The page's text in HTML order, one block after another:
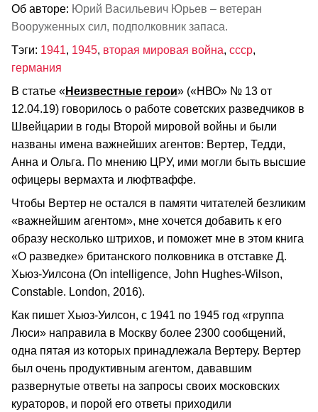
Об авторе: Юрий Васильевич Юрьев – ветеран
Вооруженных сил, подполковник запаса.
Тэги: 1941, 1945, вторая мировая война, ссср,
германия
В статье «Неизвестные герои» («НВО» № 13 от
12.04.19) говорилось о работе советских разведчиков в
Швейцарии в годы Второй мировой войны и были
названы имена важнейших агентов: Вертер, Тедди,
Анна и Ольга. По мнению ЦРУ, ими могли быть высшие
офицеры вермахта и люфтваффе.
Чтобы Вертер не остался в памяти читателей безликим
«важнейшим агентом», мне хочется добавить к его
образу несколько штрихов, и поможет мне в этом книга
«О разведке» британского полковника в отставке Д.
Хьюз-Уилсона (On intelligence, John Hughes-Wilson,
Constable. London, 2016).
Как пишет Хьюз-Уилсон, с 1941 по 1945 год «группа
Люси» направила в Москву более 2300 сообщений,
одна пятая из которых принадлежала Вертеру. Вертер
был очень продуктивным агентом, дававшим
развернутые ответы на запросы своих московских
кураторов, и порой его ответы приходили